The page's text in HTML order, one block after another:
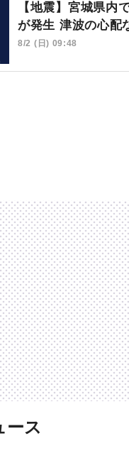
【地震】宮城県内
が発生 津波の心配
8/2 (日) 09:48
ース